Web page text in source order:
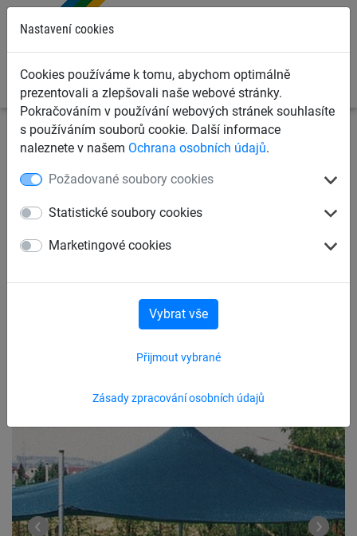
Nastavení cookies
Cookies používáme k tomu, abychom optimálně
prezentovali a zlepšovali naše webové stránky.
Pokračováním v používání webových stránek souhlasíte
s používáním souborů cookie. Další informace
naleznete v našem Ochrana osobních údajů.
Požadované soubory cookies
Statistické soubory cookies
Marketingové cookies
Zásady zpracování osobních údajů
Přijmout vybrané
Vybrat vše
Dětská lanová hřiště
Plachty na pískoviště, rohože,
pískoviště
Kombinace pavilonu a plachty,
bez zemních pouzder